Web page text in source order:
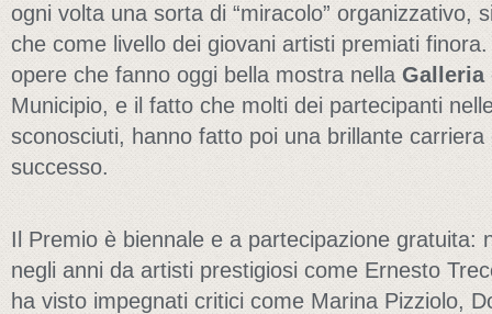
ogni volta una sorta di “miracolo” organizzativo,
che come livello dei giovani artisti premiati
opere che fanno oggi bella mostra nella Galleria
Municipio, e il fatto che molti dei partecipanti
sconosciuti, hanno fatto poi una brillante
successo.
Il Premio è biennale e a partecipazione gratuita:
negli anni da artisti prestigiosi come Ernesto
ha visto impegnati critici come Marina Pizziolo,